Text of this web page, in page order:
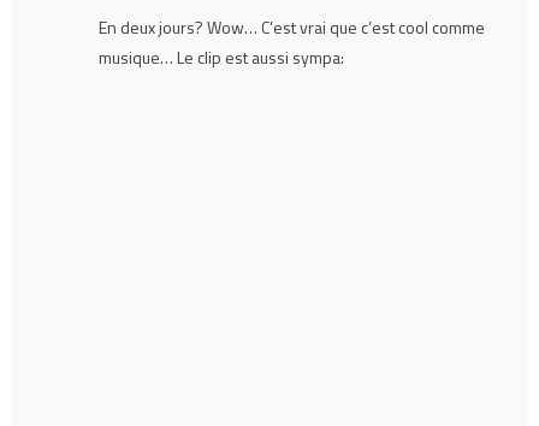
En deux jours? Wow… C’est vrai que c’est cool comme
musique… Le clip est aussi sympa: